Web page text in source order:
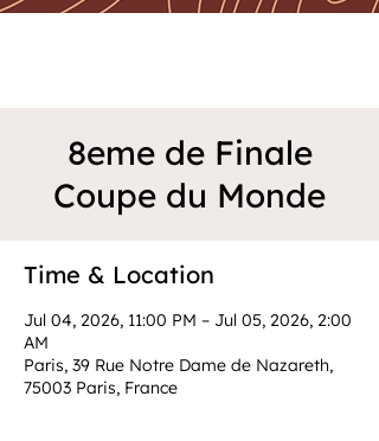
8eme de Finale
Coupe du Monde
Time & Location
Jul 04, 2026, 11:00 PM – Jul 05, 2026, 2:00
AM
Paris, 39 Rue Notre Dame de Nazareth,
75003 Paris, France